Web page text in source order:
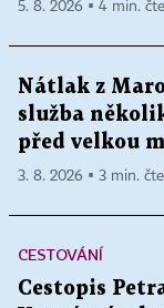
5. 8. 2026 ▪ 4 min.
Nátlak z
služba
před velkou
3. 8. 2026 ▪ 3 min.
CESTOVÁNÍ
Cestopis